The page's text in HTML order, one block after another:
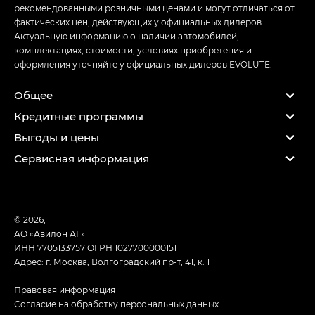
рекомендованными розничными ценами и могут отличаться от
фактических цен, действующих у официальных дилеров.
Актуальную информацию о наличии автомобилей,
комплектациях, стоимости, условиях приобретения и
оформления уточняйте у официальных дилеров EVOLUTE.
Общее
Кредитные программы
Выгоды и цены
Сервисная информация
© 2026,
АО «Авилон АГ»
ИНН 7705133757ОГРН 1027700000151
Адрес: г. Москва, Волгоградский пр-т, 41, к. 1
Правовая информация
Согласие на обработку персональных данных